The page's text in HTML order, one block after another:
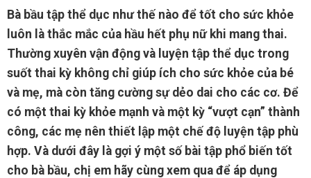
Bà bầu tập thể dục như thế nào để tốt cho sức khỏe
luôn là thắc mắc của hầu hết phụ nữ khi mang thai.
Thường xuyên vận động và luyện tập thể dục trong
suốt thai kỳ không chỉ giúp ích cho sức khỏe của bé
và mẹ, mà còn tăng cường sự dẻo dai cho các cơ. Để
có một thai kỳ khỏe mạnh và một kỳ “vượt cạn” thành
công, các mẹ nên thiết lập một chế độ luyện tập phù
hợp. Và dưới đây là gợi ý một số bài tập phổ biến tốt
cho bà bầu, chị em hãy cùng xem qua để áp dụng